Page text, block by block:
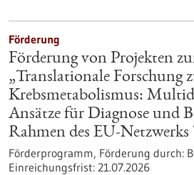
Förderung
Förderung von Projekten
„Translationale Forschung
Krebsmetabolismus:
Ansätze für Diagnose und
Rahmen des EU-
Förderprogramm, Förderung durch:
Einreichungsfrist: 21.07.2026